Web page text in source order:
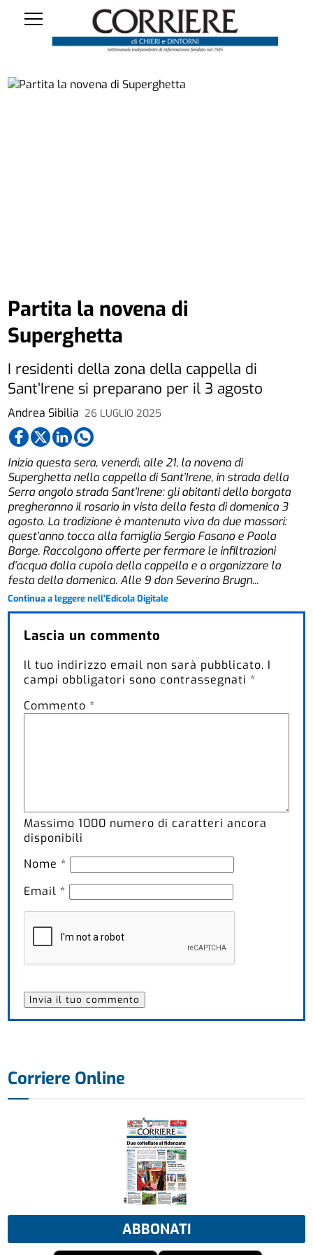
Andrea Sibilia 26 LUGLIO 2025
Partita la novena di
Superghetta
I residenti della zona della cappella di
Sant’Irene si preparano per il 3 agosto
Inizia questa sera, venerdì, alle 21, la novena di
Superghetta nella cappella di Sant’Irene, in strada della
Serra angolo strada Sant’Irene: gli abitanti della borgata
pregheranno il rosario in vista della festa di domenica 3
agosto. La tradizione è mantenuta viva da due massari:
quest’anno tocca alla famiglia Sergio Fasano e Paola
Barge. Raccolgono offerte per fermare le infiltrazioni
d’acqua dalla cupola della cappella e a organizzare la
festa della domenica. Alle 9 don Severino Brugn...
Continua a leggere nell'Edicola Digitale
Lascia un commento
Il tuo indirizzo email non sarà pubblicato. I
campi obbligatori sono contrassegnati *
Commento *
Massimo1000 numero di caratteri ancora
disponibili
Nome *
Email *
Corriere Online
ABBONATI